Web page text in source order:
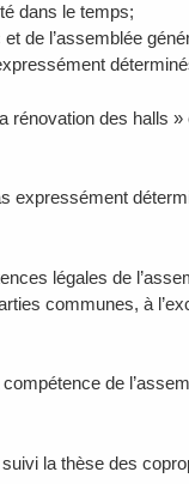
dans le temps;
de l’assemblée
rénovation des halls
expressément
légales de
communes, à
de
la thèse des